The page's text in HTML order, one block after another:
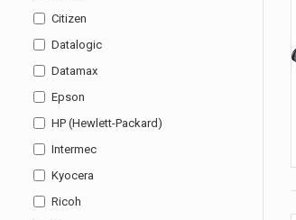
Citizen
Datalogic
Datamax
Epson
HP (Hewlett-Packard)
Intermec
Kyocera
Ricoh